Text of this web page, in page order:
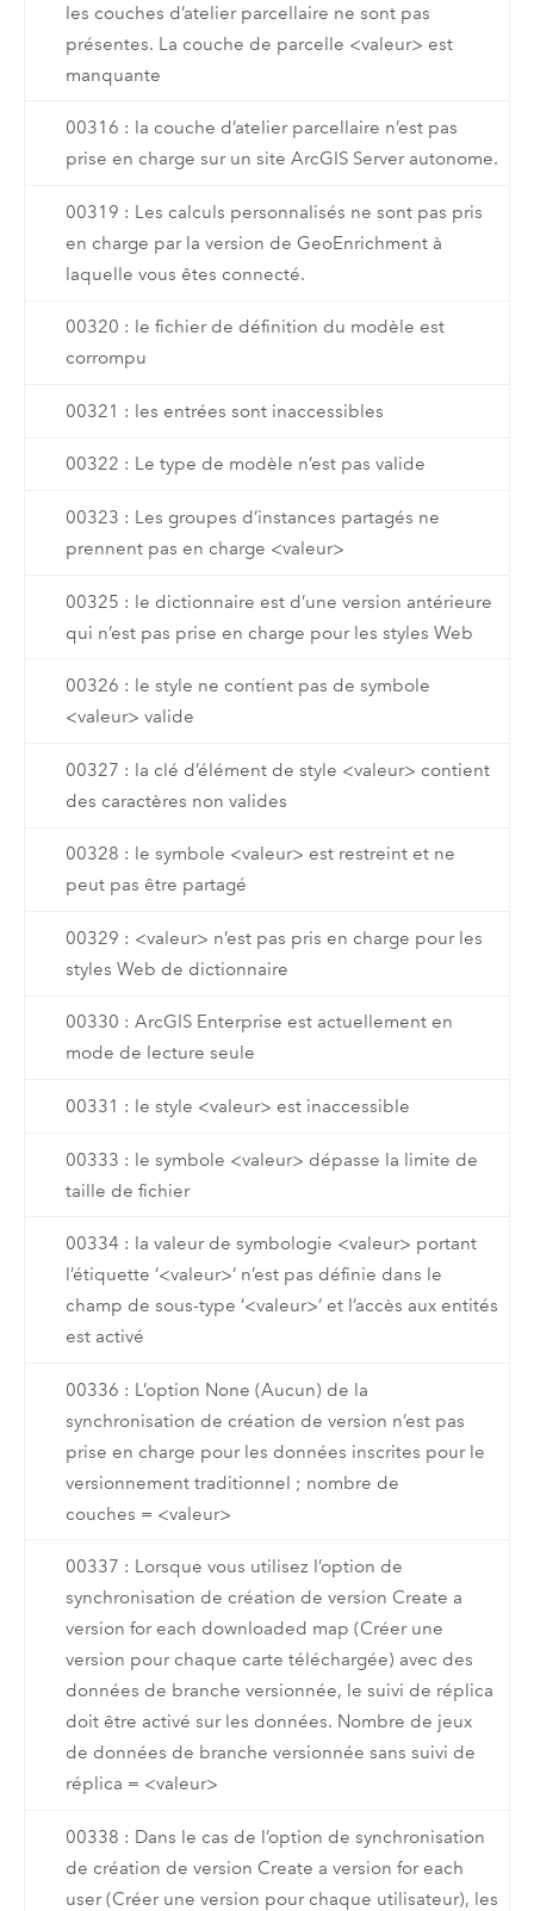
les couches d’atelier parcellaire ne sont pas
présentes. La couche de parcelle <valeur> est
manquante
00316 : la couche d’atelier parcellaire n’est pas
prise en charge sur un site ArcGIS Server autonome.
00319 : Les calculs personnalisés ne sont pas pris
en charge par la version de GeoEnrichment à
laquelle vous êtes connecté.
00320 : le fichier de définition du modèle est
corrompu
00321 : les entrées sont inaccessibles
00322 : Le type de modèle n’est pas valide
00323 : Les groupes d’instances partagés ne
prennent pas en charge <valeur>
00325 : le dictionnaire est d’une version antérieure
qui n’est pas prise en charge pour les styles Web
00326 : le style ne contient pas de symbole
<valeur> valide
00327 : la clé d’élément de style <valeur> contient
des caractères non valides
00328 : le symbole <valeur> est restreint et ne
peut pas être partagé
00329 : <valeur> n’est pas pris en charge pour les
styles Web de dictionnaire
00330 : ArcGIS Enterprise est actuellement en
mode de lecture seule
00331 : le style <valeur> est inaccessible
00333 : le symbole <valeur> dépasse la limite de
taille de fichier
00334 : la valeur de symbologie <valeur> portant
l’étiquette ’<valeur>’ n’est pas définie dans le
champ de sous-type ’<valeur>’ et l’accès aux entités
est activé
00336 : L’option None (Aucun) de la
synchronisation de création de version n’est pas
prise en charge pour les données inscrites pour le
versionnement traditionnel ; nombre de
couches = <valeur>
00337 : Lorsque vous utilisez l’option de
synchronisation de création de version Create a
version for each downloaded map (Créer une
version pour chaque carte téléchargée) avec des
données de branche versionnée, le suivi de réplica
doit être activé sur les données. Nombre de jeux
de données de branche versionnée sans suivi de
réplica = <valeur>
00338 : Dans le cas de l’option de synchronisation
de création de version Create a version for each
user (Créer une version pour chaque utilisateur), les